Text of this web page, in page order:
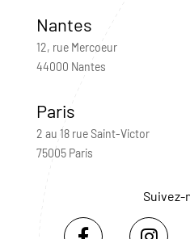
Nantes
12, rue Mercoeur
44000 Nantes
Paris
2 au 18 rue Saint-Victor
75005 Paris
Suivez-